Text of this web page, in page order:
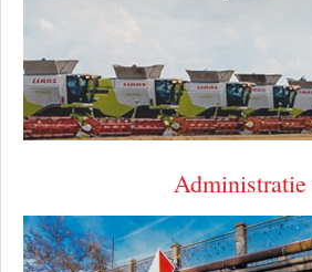
Administratie